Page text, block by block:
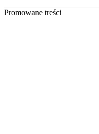
Promowane treści